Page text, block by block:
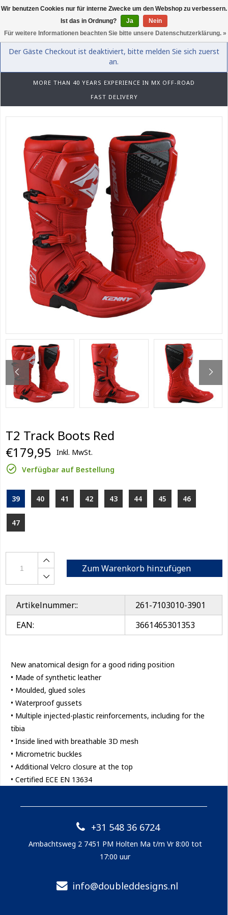
0
Der Gäste Checkout ist deaktiviert, bitte melden Sie sich zuerst
an.
MORE THAN 40 YEARS EXPERIENCE IN MX OFF-ROAD
FAST DELIVERY
T2 Track Boots Red
€179,95 Inkl. MwSt.
Verfügbar auf Bestellung
39 40 41 42 43 44 45 46
47
Zum Warenkorb hinzufügen
Artikelnummer::
261-7103010-3901
EAN:
3661465301353
New anatomical design for a good riding position
• Made of synthetic leather
• Moulded, glued soles
• Waterproof gussets
• Multiple injected-plastic reinforcements, including for the
tibia
• Inside lined with breathable 3D mesh
• Micrometric buckles
• Additional Velcro closure at the top
• Certified ECE EN 13634
+31 548 36 6724
Ambachtsweg 2 7451 PM Holten Ma t/m Vr 8:00 tot
17:00 uur
info@doubleddesigns.nl
Wir benutzen Cookies nur für interne Zwecke um den Webshop zu verbessern.
Ist das in Ordnung?
Ja
Nein
Für weitere Informationen beachten Sie bitte unsere Datenschutzerklärung. »